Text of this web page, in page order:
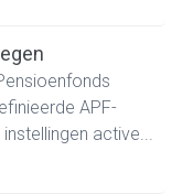
APF-
active...